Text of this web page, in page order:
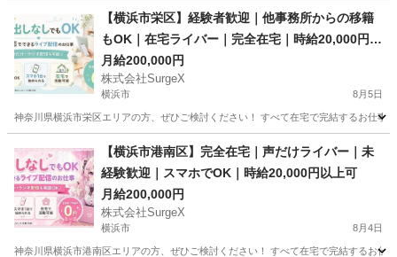
その他 ライバー
【横浜市栄区】経験者歓迎｜他事務所からの移籍
もOK｜在宅ライバー｜完全在宅｜時給20,000円以
上可
月給200,000円
株式会社SurgeX
横浜市 8月5日
神奈川県横浜市栄区エリアの方、ぜひご検討ください！ すべて在宅で完結するお仕事
その他 ライバー
【横浜市港南区】完全在宅｜声だけライバー｜未
経験歓迎｜スマホでOK｜時給20,000円以上可
月給200,000円
株式会社SurgeX
横浜市 8月4日
神奈川県横浜市港南区エリアの方、ぜひご検討ください！ すべて在宅で完結するお